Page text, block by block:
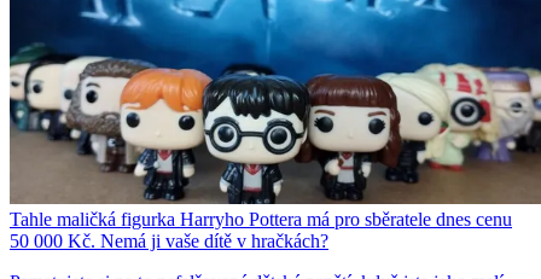
Tahle maličká figurka Harryho Pottera má pro sběratele dnes cenu
50 000 Kč. Nemá ji vaše dítě v hračkách?